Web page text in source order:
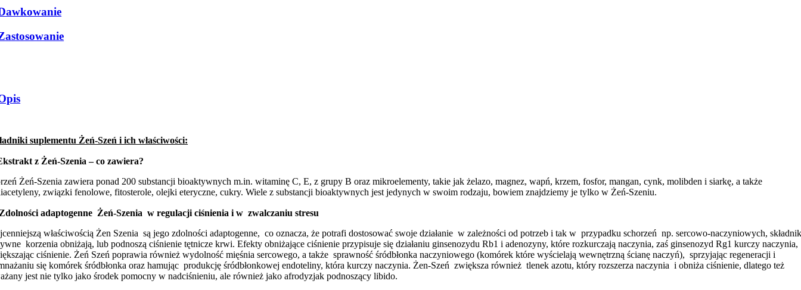
suplementu Żeń-Szeń i ich właściwości:
z Żeń-Szenia – co zawiera?
Żeń-Szenia zawiera ponad 200 substancji bioaktywnych m.in. witaminę C, E, z grupy B oraz mikroelementy, takie jak żelazo, magnez, wapń, krzem, fosfor, mangan, cynk, molibden i siarkę, a także
związki fenolowe, fitosterole, olejki eteryczne, cukry. Wiele z substancji bioaktywnych jest jedynych w swoim rodzaju, bowiem znajdziemy je tylko w Żeń-Szeniu.
adaptogenne Żeń-Szenia w regulacji ciśnienia i w zwalczaniu stresu
właściwością Żen Szenia są jego zdolności adaptogenne, co oznacza, że potrafi dostosować swoje działanie w zależności od potrzeb i tak w przypadku schorzeń np. sercowo-naczyniowych,
korzenia obniżają, lub podnoszą ciśnienie tętnicze krwi. Efekty obniżające ciśnienie przypisuje się działaniu ginsenozydu Rb1 i adenozyny, które rozkurczają naczynia, zaś ginsenozyd Rg1 kurczy naczynia,
ciśnienie. Żeń Szeń poprawia również wydolność mięśnia sercowego, a także sprawność śródbłonka naczyniowego (komórek które wyścielają wewnętrzną ścianę naczyń), sprzyjając regeneracji i
się komórek śródbłonka oraz hamując produkcję śródbłonkowej endoteliny, która kurczy naczynia. Żen-Szeń zwiększa również tlenek azotu, który rozszerza naczynia i obniża ciśnienie, dlatego też
jest nie tylko jako środek pomocny w nadciśnieniu, ale również jako afrodyzjak podnoszący libido.